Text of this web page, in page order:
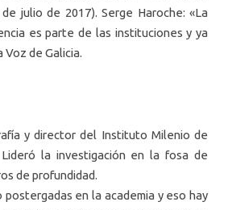
julio de 2017). Serge Haroche: «La
es parte de las instituciones y ya
Voz de Galicia.
y director del Instituto Milenio de
Lideró la investigación en la fosa de
de profundidad.
postergadas en la academia y eso hay